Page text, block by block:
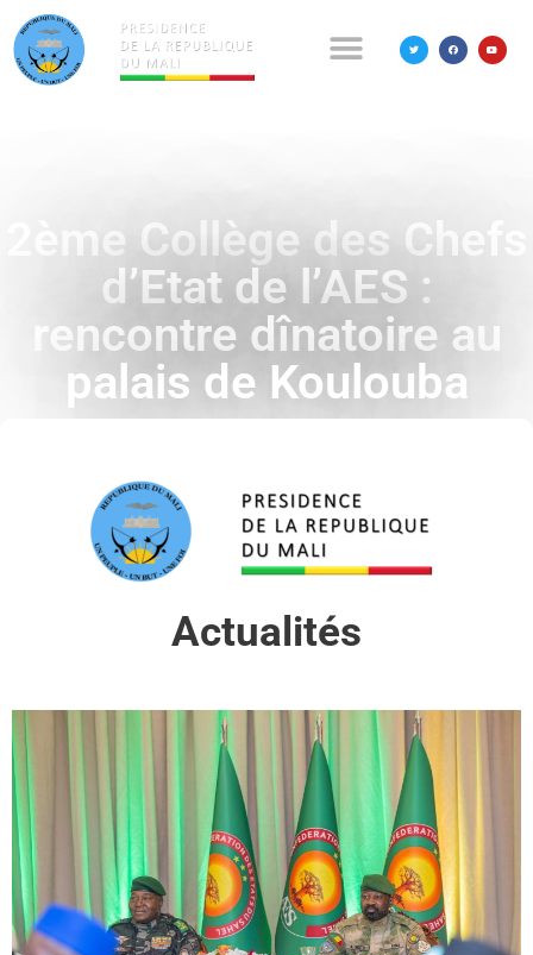
2ème Collège des Chefs
d’Etat de l’AES :
rencontre dînatoire au
palais de Koulouba
Actualités